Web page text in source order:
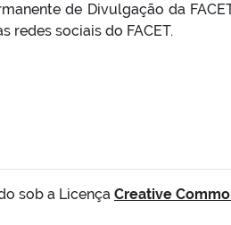
de Divulgação da
redes sociais do FACET.
sob a Licença Creative